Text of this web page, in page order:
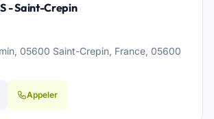
- Saint-Crepin
05600 Saint-Crepin, France, 05600
Appeler